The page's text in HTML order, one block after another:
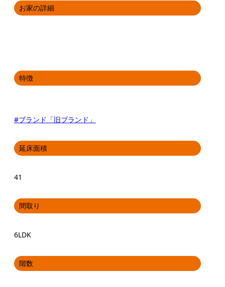
お家の詳細
特徴
#ブランド「旧ブランド」
延床面積
41
間取り
6LDK
階数